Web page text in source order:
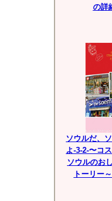
の詳
ソウルだ、
よ-3-2-〜コ
ソウルのお
トーリー